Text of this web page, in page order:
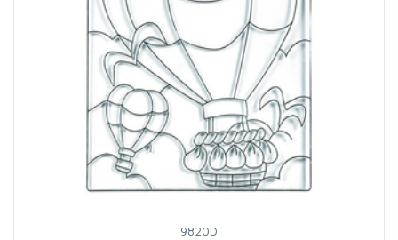
9820D